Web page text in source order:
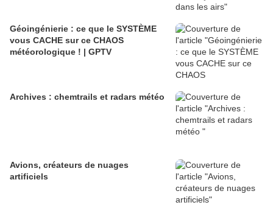
Géoingénierie : ce que le SYSTÈME
vous CACHE sur ce CHAOS
météorologique ! | GPTV
Archives : chemtrails et radars météo
Avions, créateurs de nuages
artificiels